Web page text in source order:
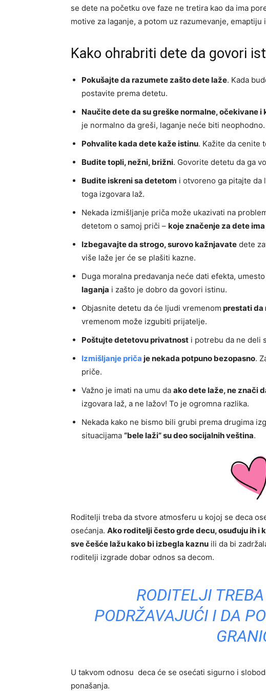
se dete na početku ove faze ne tretira kao da ima
motive za laganje, a potom uz razumevanje,
Kako ohrabriti dete da govori
Pokušajte da razumete zašto dete laže. Kada
postavite prema detetu.
Naučite dete da su greške normalne, očekivane i
je normalno da greši, laganje neće biti neophodno.
Pohvalite kada dete kaže istinu. Kažite da cenite
Budite topli, nežni, brižni. Govorite detetu da ga
Budite iskreni sa detetom i otvoreno ga pitajte da
toga izgovara laž.
Nekada izmišljanje priča može ukazivati na
detetom o samoj priči – koje značenje za dete
Izbegavajte da strogo, surovo kažnjavate dete
više laže jer će se plašiti kazne.
Duga moralna predavanja neće dati efekta,
laganja i zašto je dobro da govori istinu.
Objasnite detetu da će ljudi vremenom prestati da
vremenom može izgubiti prijatelje.
Poštujte detetovu privatnost i potrebu da ne deli
Izmišljanje priča je nekada potpuno bezopasno.
priče.
Važno je imati na umu da ako dete laže, ne znači
izgovara laž, a ne lažov! To je ogromna razlika.
Nekada kako ne bismo bili grubi prema drugima
situacijama “bele laži” su deo socijalnih veština.
Roditelji treba da stvore atmosferu u kojoj se deca
osećanja. Ako roditelji često grde decu, osuđuju ih i
sve češće lažu kako bi izbegla kaznu ili da bi
roditelji izgrade dobar odnos sa decom.
RODITELJI
PODRŽAVAJUĆI I DA
U takvom odnosu deca će se osećati sigurno i
ponašanja.